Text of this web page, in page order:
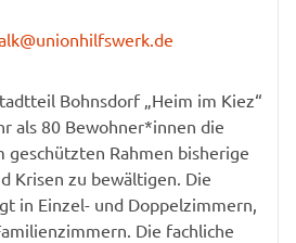
Bohnsdorf „Heim im Kiez“
als 80 Bewohner*innen die
geschützten Rahmen bisherige
Krisen zu bewältigen. Die
in Einzel- und Doppelzimmern,
Die fachliche